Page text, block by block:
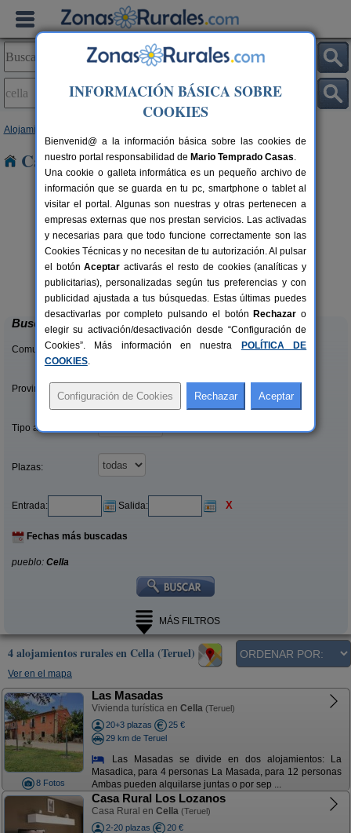
Alojamientos
Casas Rurales en Cella
4-11+2 pers.
desde30 €
Casas Rurales El Molinete
Mora de Rubielos (Teruel)
Buscar
Comunidades:
Provincias/Islas:
Tipo alquiler:
Plazas:
Entrada: Salida: X
Fechas más buscadas
pueblo: Cella
MÁS FILTROS
4 alojamientos rurales en Cella (Teruel)
Ver en el mapa
8 Fotos
Las Masadas
Vivienda turística en Cella (Teruel)
20+3 plazas
25 €
29 km de Teruel
Las Masadas se divide en dos alojamientos: La
Masadica, para 4 personas La Masada, para 12 personas
Ambas pueden alquilarse juntas o por sep ...
Casa Rural Los Lozanos
Casa Rural en Cella (Teruel)
2-20 plazas
20 €
INFORMACIÓN BÁSICA SOBRE
COOKIES
Bienvenid@ a la información básica sobre las cookies de
nuestro portal responsabilidad de Mario Temprado Casas.
Una cookie o galleta informática es un pequeño archivo de
información que se guarda en tu pc, smartphone o tablet al
visitar el portal. Algunas son nuestras y otras pertenecen a
empresas externas que nos prestan servicios. Las activadas
y necesarias para que todo funcione correctamente son las
Cookies Técnicas y no necesitan de tu autorización. Al pulsar
el botónAceptar activarás el resto de cookies (analíticas y
publicitarias), personalizadas según tus preferencias y con
publicidad ajustada a tus búsquedas. Estas últimas puedes
desactivarlas por completo pulsando el botón Rechazar o
elegir su activación/desactivación desde “Configuración de
Cookies”. Más información en nuestra
POLÍTICA DE
COOKIES.